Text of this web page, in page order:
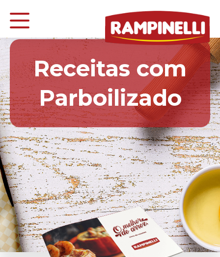
Receitas com
Parboilizado